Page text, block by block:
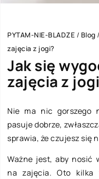
PYTAM-NIE-BLADZE / Blog /
zajęcia z jogi?
Jak się
zajęcia z
Nie ma nic gorszego
pasuje dobrze,
sprawia, że czujesz się
Ważne jest, aby nosić
na zajęcia. Oto kilka